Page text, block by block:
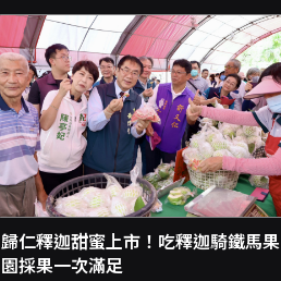
歸仁釋迦甜蜜上市！吃釋迦騎鐵馬果
園採果一次滿足